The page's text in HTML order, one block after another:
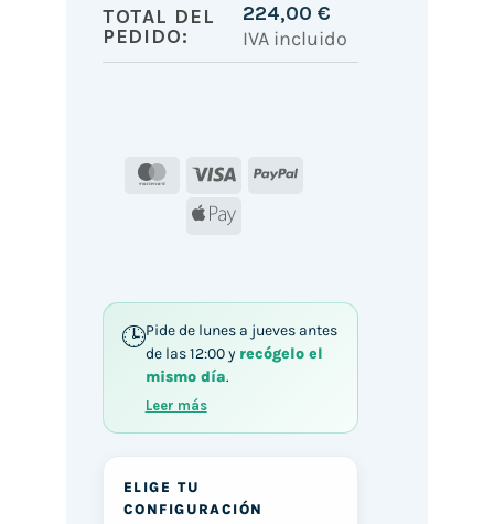
TOTAL DEL
PEDIDO:
224,00 €
IVA incluido
MasterCard
Visa
PayPal
Apple
Pide de lunes a jueves antes
de las 12:00 y recógelo el
mismo día.
Leer más
ELIGE TU
CONFIGURACIÓN